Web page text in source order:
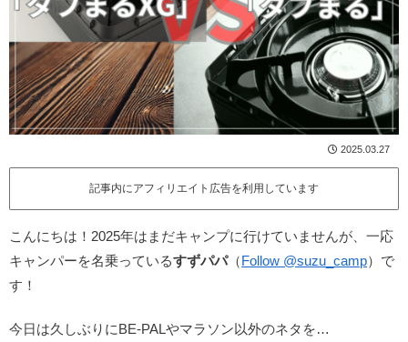
2025.03.27
記事内にアフィリエイト広告を利用しています
こんにちは！2025年はまだキャンプに行けていませんが、一応
キャンパーを名乗っているすずパパ（Follow @suzu_camp）で
す！
今日は久しぶりにBE-PALやマラソン以外のネタを…